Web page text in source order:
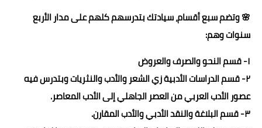
🌸 وتضم سبع أقسام، سيادتك بتدرسهم كلهم على مدار الأربع
سنوات وهم:
١- قسم النحو والصرف والعروض
٢- قسم الدراسات الأدبية زي الشعر والأدب والنثريات وبتدرس فيه
عصور الأدب العربي من العصر الجاهلي إلى الأدب المعاصر.
٣- قسم البلاغة والنقد الأدبي والأدب المقارن.